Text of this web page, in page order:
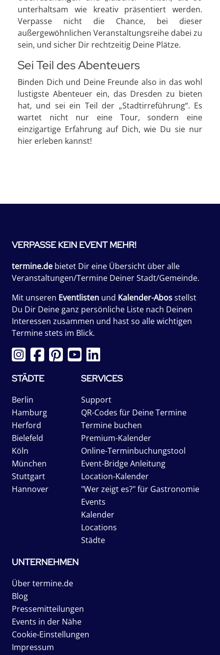
unterhaltsam wie kreativ präsentiert werden.
Verpasse nicht die Chance, bei dieser
außergewöhnlichen Veranstaltungsreihe dabei zu
sein, und sicher Dir rechtzeitig Deine Plätze.
Sei Teil des Abenteuers
Binden Dich und Deine Freunde also in das wohl
lustigste Abenteuer ein, das Dresden zu bieten
hat, und sei ein Teil der „Stadtirreführung“. Es
wartet nicht nur eine Tour, sondern eine
einzigartige Erfahrung auf Dich, wie Du sie nur
hier erleben kannst!
VERPASSE KEIN EVENT MEHR!
termine.de bietet Dir eine Übersicht über alle
Veranstaltungen/Termine Deiner Stadt/Gemeinde.
Mit unseren Eventlisten und Kalender-Abosstellst
Du Dir Deine ganz persönliche Liste nach Deinen
Interessen zusammen und hast so alle wichtigen
Termine stets im Blick.
STÄDTE
Berlin
Hamburg
Herford
Bielefeld
Köln
München
Stuttgart
Hannover
SERVICES
Support
QR-Codes für Deine Termine
Termine buchen
Premium-Kalender
Online-Terminbuchungstool
Event-Bridge Anleitung
Location-Kalender
"Wer zeigt es?" für Gastronomie
Events
Kalender
Locations
Städte
UNTERNEHMEN
Über termine.de
Blog
Pressemitteilungen
Events in der Nähe
Cookie-Einstellungen
Impressum